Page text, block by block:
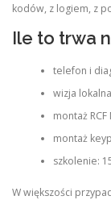
kodów, z logiem, z
Ile to trwa
telefon i
wizja
montaż
montaż
szkolenie:
W większości